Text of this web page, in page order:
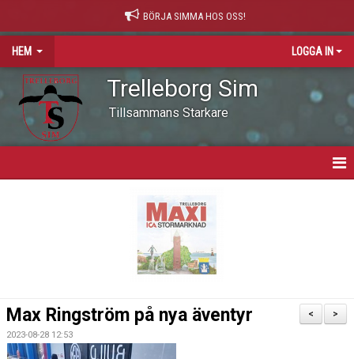
BÖRJA SIMMA HOS OSS!
HEM LOGGA IN
Trelleborg Sim
Tillsammans Starkare
OM KLUBBEN
>
<
Max Ringström på nya äventyr
2023-08-28 12:53